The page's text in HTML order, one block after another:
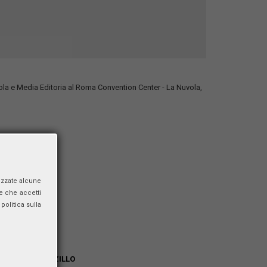
e Media Editoria al Roma Convention Center - La Nuvola,
Andrea LANZILLO
alcune
che accetti
sulla